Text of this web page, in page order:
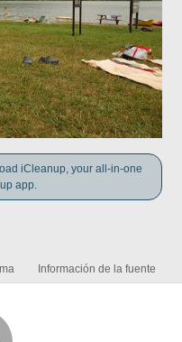
iCleanup, your all-in-one
app.
Información de la fuente